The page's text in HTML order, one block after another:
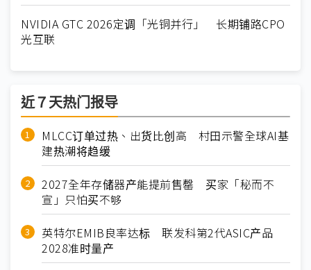
NVIDIA GTC 2026定调「光铜并行」 长期铺路CPO
光互联
近７天热门报导
MLCC订单过热、出货比创高 村田示警全球AI基
建热潮将趋缓
2027全年存储器产能提前售罄 买家「秘而不
宣」只怕买不够
英特尔EMIB良率达标 联发科第2代ASIC产品
2028准时量产